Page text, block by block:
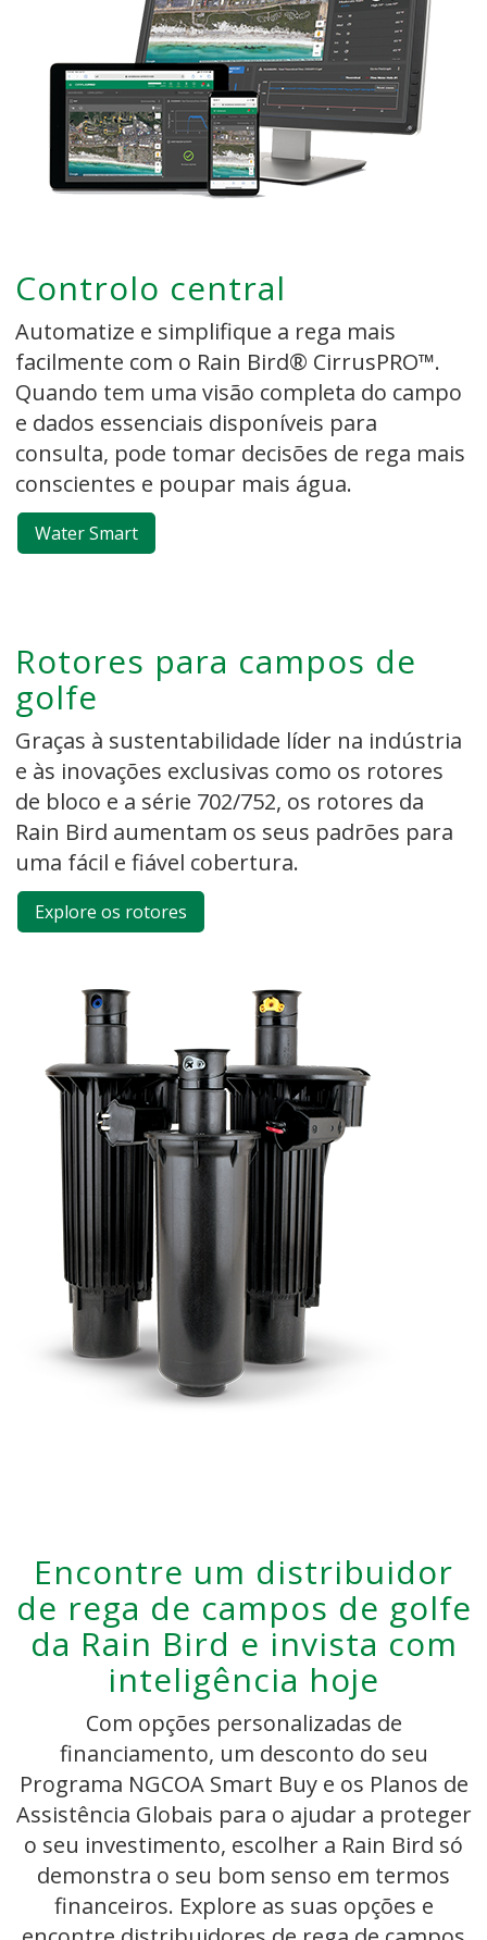
Controlo central
Automatize e simplifique a rega mais
facilmente com o Rain Bird® CirrusPRO™.
Quando tem uma visão completa do campo
e dados essenciais disponíveis para
consulta, pode tomar decisões de rega mais
conscientes e poupar mais água.
Water Smart
Rotores para campos de
golfe
Graças à sustentabilidade líder na indústria
e às inovações exclusivas como os rotores
de bloco e a série 702/752, os rotores da
Rain Bird aumentam os seus padrões para
uma fácil e fiável cobertura.
Explore os rotores
Encontre um distribuidor
de rega de campos de golfe
da Rain Bird e invista com
inteligência hoje
Com opções personalizadas de
financiamento, um desconto do seu
Programa NGCOA Smart Buy e os Planos de
Assistência Globais para o ajudar a proteger
o seu investimento, escolher a Rain Bird só
demonstra o seu bom senso em termos
financeiros. Explore as suas opções e